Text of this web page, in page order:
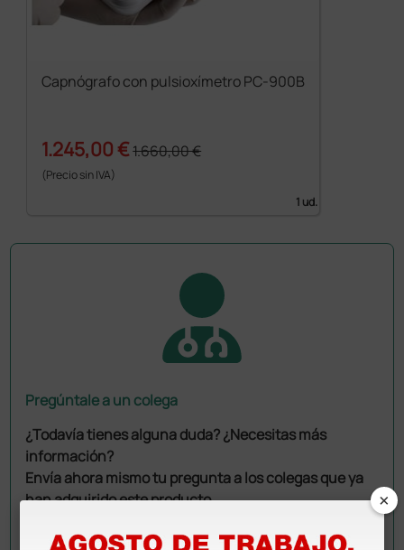
Capnógrafo con pulsioxímetro PC-900B
1.245,00 €1.660,00 €
(Precio sin IVA)
1 ud.
Pregúntale a un colega
¿Todavía tienes alguna duda? ¿Necesitas más
información?
Envía ahora mismo tu pregunta a los colegas que ya
han adquirido este producto.
×